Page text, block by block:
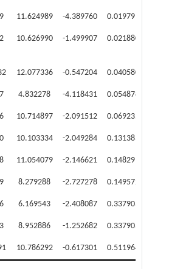
11.624989 -4.389760 0.019791
10.626990 -1.499907 0.021880
12.077336 -0.547204 0.040580
4.832278 -4.118431 0.054878
10.714897 -2.091512 0.069235
10.103334 -2.049284 0.131383
11.054079 -2.146621 0.148291
8.279288 -2.727278 0.149572
6.169543 -2.408087 0.337903
8.952886 -1.252682 0.337903
10.786292 -0.617301 0.511964